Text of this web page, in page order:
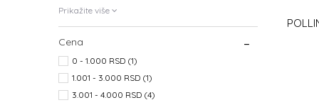
Prikažite više
Cena
0 - 1.000 RSD (1)
1.001 - 3.000 RSD (1)
3.001 - 4.000 RSD (4)